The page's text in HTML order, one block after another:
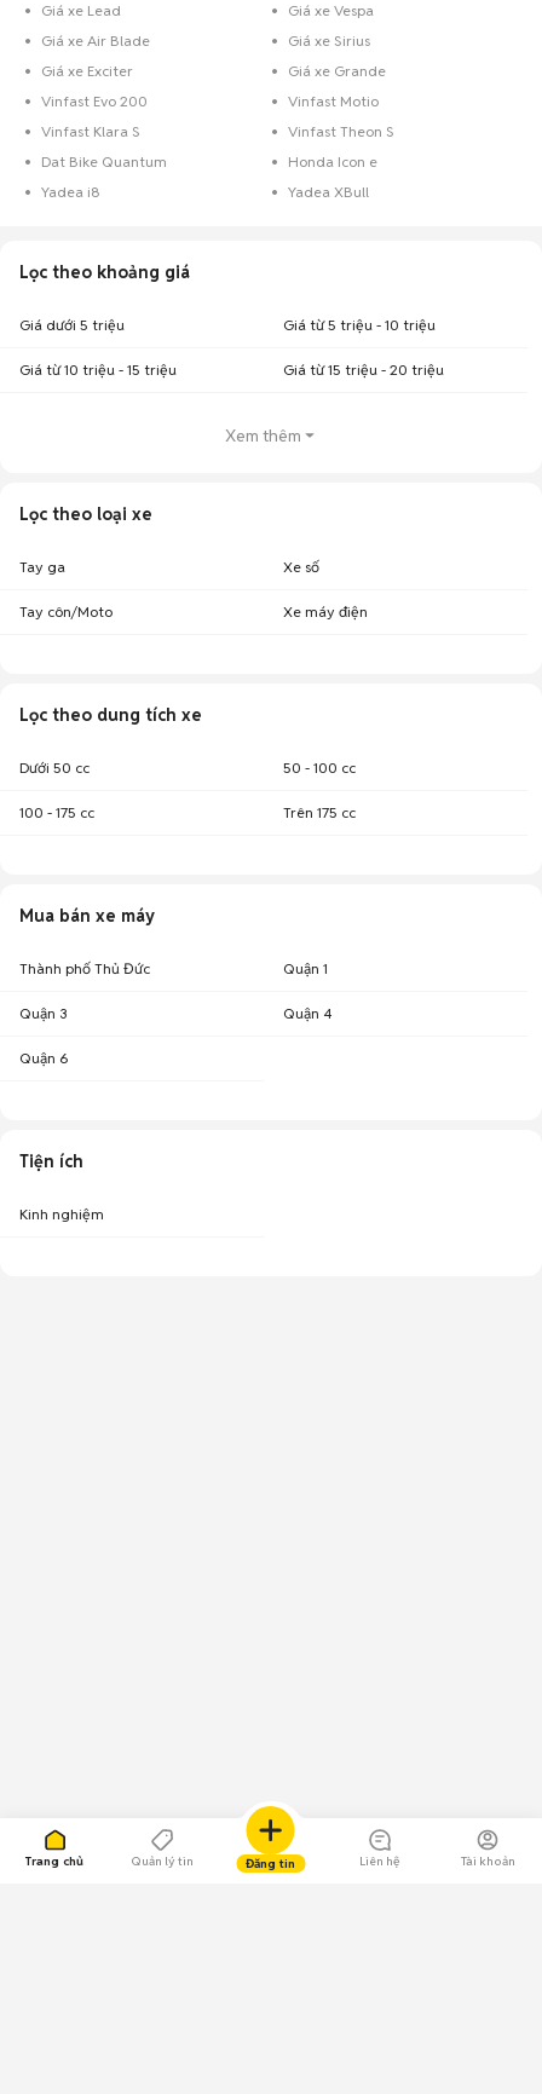
Trang chủ Quản lý tin Đăng tin Liên hệ Tài khoản
Giá xe Lead
Giá xe Vespa
Giá xe Air Blade
Giá xe Sirius
Giá xe Exciter
Giá xe Grande
Vinfast Evo 200
Vinfast Motio
Vinfast Klara S
Vinfast Theon S
Dat Bike Quantum
Honda Icon e
Yadea i8
Yadea XBull
Lọc theo khoảng giá
Giá dưới 5 triệu Giá từ 5 triệu - 10 triệu
Giá từ 10 triệu - 15 triệu Giá từ 15 triệu - 20 triệu
Xem thêm
Lọc theo loại xe
Tay ga Xe số
Tay côn/Moto Xe máy điện
Lọc theo dung tích xe
Dưới 50 cc 50 - 100 cc
100 - 175 cc Trên 175 cc
Mua bán xe máy
Thành phố Thủ Đức Quận 1
Quận 3 Quận 4
Quận 6
Tiện ích
Kinh nghiệm